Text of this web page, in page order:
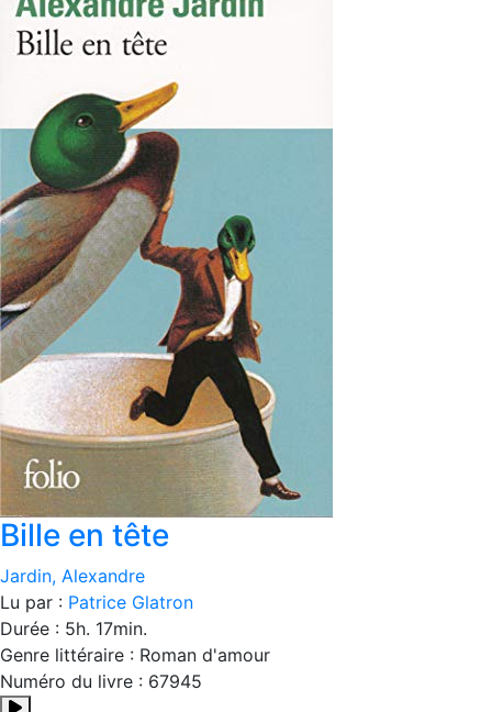
Bille en tête
Jardin, Alexandre
Lu par : Patrice Glatron
Durée : 5h. 17min.
Genre littéraire : Roman d'amour
Numéro du livre : 67945
Résumé:Avec ses seize ans en bandoulière, Virgile veut